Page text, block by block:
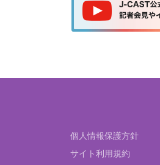
個人情報保護方針
サイト利用規約